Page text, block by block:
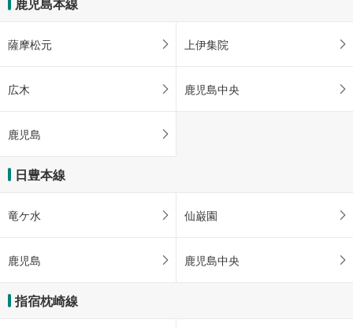
薩摩松元 上伊集院
広木 鹿児島中央
鹿児島
日豊本線
竜ケ水 仙巌園
鹿児島 鹿児島中央
指宿枕崎線